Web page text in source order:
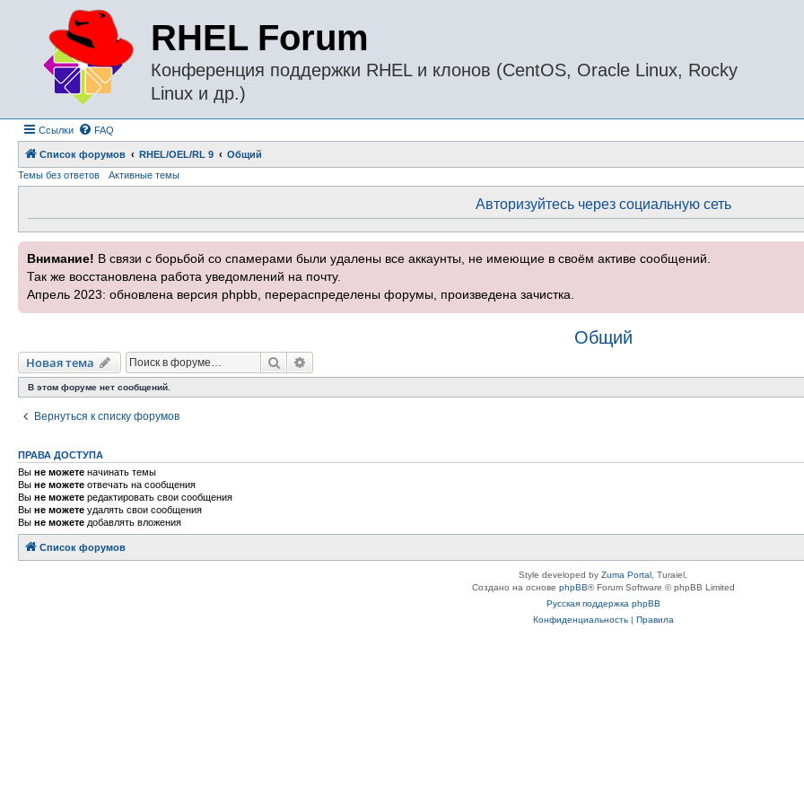
RHEL Forum
Конференция поддержки RHEL и клонов (CentOS, Oracle Linux, Rocky
Linux и др.)
Ссылки FAQ
Список форумов RHEL/OEL/RL 9
Общий
Темы без ответов
Активные темы
Авторизуйтесь через социальную сеть
Внимание! В связи с борьбой со спамерами были удалены все аккаунты, не имеющие в своём активе сообщений.
Так же восстановлена работа уведомлений на почту.
Апрель 2023: обновлена версия phpbb, перераспределены форумы, произведена зачистка.
Общий
Новая тема Поиск
В этом форуме нет сообщений.
Вернуться к списку форумов
ПРАВА ДОСТУПА
Вы не можете начинать темы
Вы не можете отвечать на сообщения
Вы не можете редактировать свои сообщения
Вы не можете удалять свои сообщения
Вы не можете добавлять вложения
Список форумов
Style developed by Zuma Portal , Turaiel,
Создано на основе phpBB® Forum Software © phpBB Limited
Русская поддержка phpBB
Конфиденциальность| Правила